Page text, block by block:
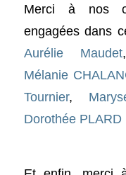
Merci à nos
engagées dans
Aurélie Maudet
Mélanie
Tournier,
Dorothée PLARD